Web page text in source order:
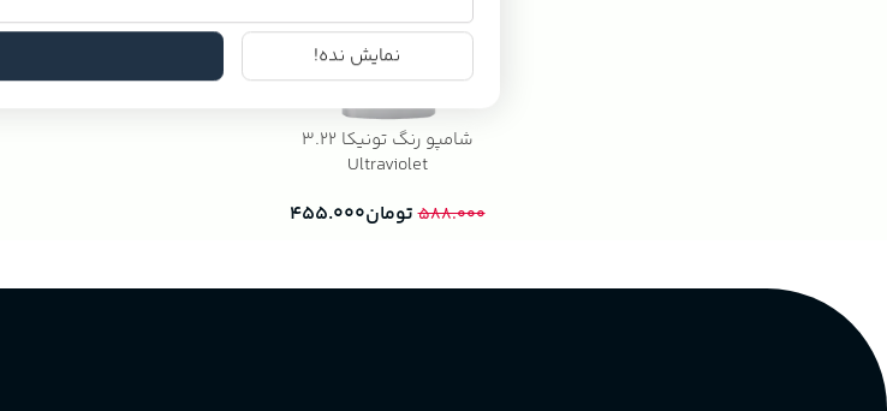
شامپو رنگ تونیکا 3.22
Ultraviolet
۵۸۸.۰۰۰ تومان۴۵۵.۰۰۰
نمایش نده!